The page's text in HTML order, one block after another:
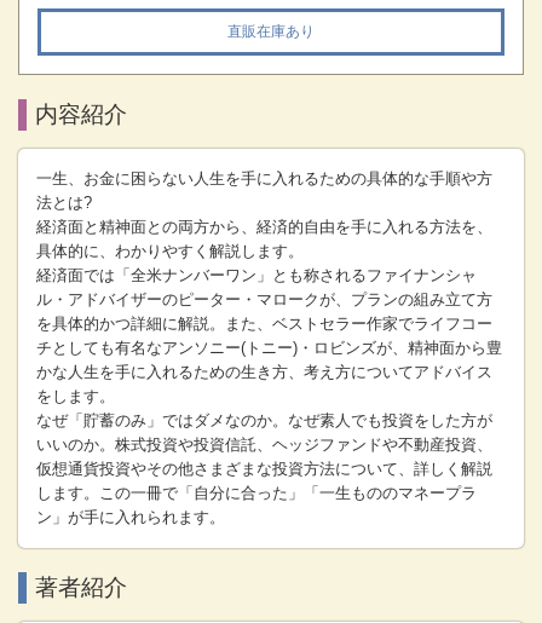
直販在庫あり
内容紹介
一生、お金に困らない人生を手に入れるための具体的な手順や方
法とは?
経済面と精神面との両方から、経済的自由を手に入れる方法を、
具体的に、わかりやすく解説します。
経済面では「全米ナンバーワン」とも称されるファイナンシャ
ル・アドバイザーのピーター・マロークが、プランの組み立て方
を具体的かつ詳細に解説。また、ベストセラー作家でライフコー
チとしても有名なアンソニー(トニー)・ロビンズが、精神面から豊
かな人生を手に入れるための生き方、考え方についてアドバイス
をします。
なぜ「貯蓄のみ」ではダメなのか。なぜ素人でも投資をした方が
いいのか。株式投資や投資信託、ヘッジファンドや不動産投資、
仮想通貨投資やその他さまざまな投資方法について、詳しく解説
します。この一冊で「自分に合った」「一生もののマネープラ
ン」が手に入れられます。
著者紹介